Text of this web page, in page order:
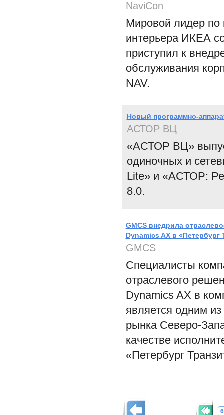
NaviCon
Мировой лидер по
интерьера ИКЕА
приступил к
обслуживания
NAV.
Новый программно-
АСТОР ВЦ
«АСТОР ВЦ»
одиночных и
Lite» и «АСТОР:
8.0.
GMCS внедрила
Dynamics AX в «Петербург
GMCS
Специалисты
отраслевого
Dynamics AX в
является одним
рынка Северо-
качестве
«Петербург